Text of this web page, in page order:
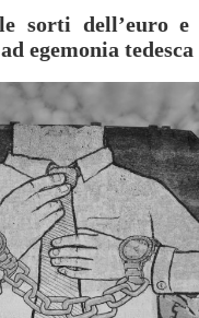
sorti dell’euro
egemonia tedesca